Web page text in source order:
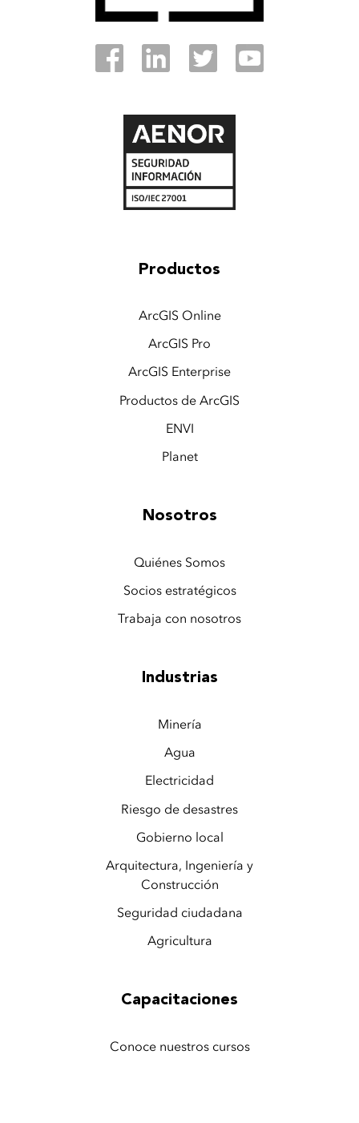
Productos
ArcGIS Online
ArcGIS Pro
ArcGIS Enterprise
Productos de ArcGIS
ENVI
Planet
Nosotros
Quiénes Somos
Socios estratégicos
Trabaja con nosotros
Industrias
Minería
Agua
Electricidad
Riesgo de desastres
Gobierno local
Arquitectura, Ingeniería y
Construcción
Seguridad ciudadana
Agricultura
Capacitaciones
Conoce nuestros cursos